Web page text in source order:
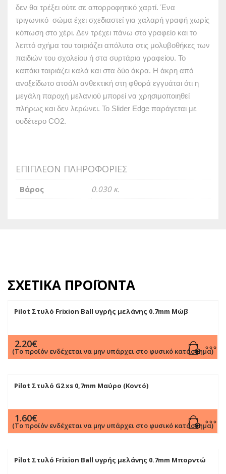
δεν θα τρέξει ούτε σε απορροφητικό χαρτί. Ένα
τριγωνικό σώμα έχει σχεδιαστεί για χαλαρή γραφή χωρίς
κόπωση στο χέρι. Δεν τρέχει πάνω στο γραφείο και το
λεπτό σχήμα του ταιριάζει απόλυτα στις μολυβοθήκες των
παιδιών του σχολείου ή στα συρτάρια γραφείου. Το
καπάκι ταιριάζει καλά και στα δύο άκρα. Η άκρη από
ανοξείδωτο ατσάλι ανθεκτική στη φθορά εγγυάται ότι η
μεγάλη παροχή μελανιού μπορεί να χρησιμοποιηθεί
πλήρως και δεν λερώνει. Το Slider Edge παράγεται με
ουδέτερο CO2.
ΕΠΙΠΛΈΟΝ ΠΛΗΡΟΦΟΡΊΕΣ
Βάρος 0.030 κ.
ΣΧΕΤΙΚΆ ΠΡΟΪΌΝΤΑ
Pilot Στυλό Frixion Ball υγρής μελάνης 0.7mm Μώβ
2.20€
(Το προϊόν ενδέχεται να μην υπάρχει στο φυσικό κατάστημα)
Pilot Στυλό G2 xs 0,7mm Μαύρο (Κοντό)
1.60€
(Το προϊόν ενδέχεται να μην υπάρχει στο φυσικό κατάστημα)
Pilot Στυλό Frixion Ball υγρής μελάνης 0.7mm Μπορντώ